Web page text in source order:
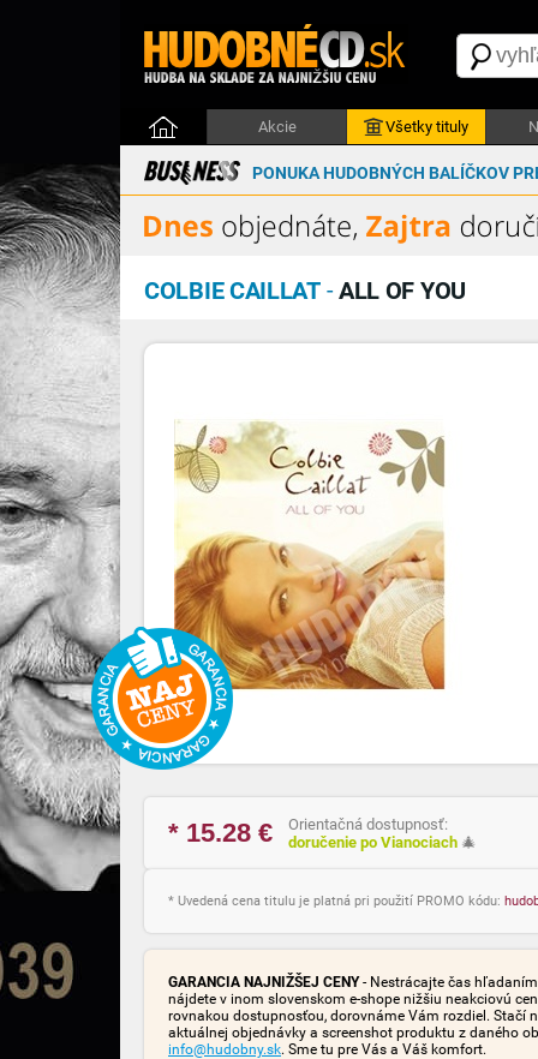
Akcie Všetky tituly
PONUKA HUDOBNÝCH BALÍČKOV
COLBIE CAILLAT-ALL OF YOU
* 15.28 €
Orientačná dostupnosť:
doručenie po Vianociach 🎄
* Uvedená cena titulu je platná pri použití PROMO kódu:
GARANCIA NAJNIŽŠEJ CENY- Nestrácajte čas
nájdete v inom slovenskom e-shope nižšiu neakciovú
rovnakou dostupnosťou, dorovnáme Vám rozdiel. Stačí
aktuálnej objednávky a screenshot produktu z daného
info@hudobny.sk. Sme tu pre Vás a Váš komfort.